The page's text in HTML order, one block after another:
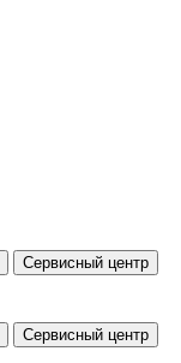
Сервисный центр
Сервисный центр